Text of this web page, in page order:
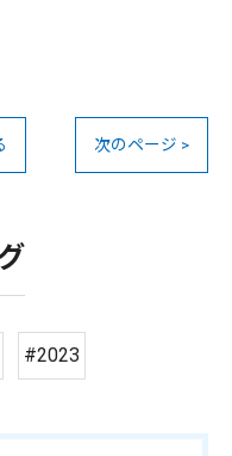
次のページ >
#2023